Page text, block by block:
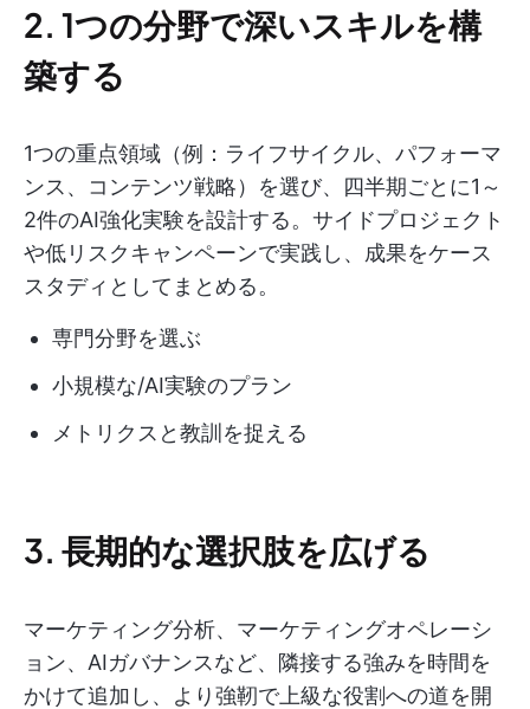
2. 1つの分野で深いスキルを構
築する
1つの重点領域（例：ライフサイクル、パフォーマ
ンス、コンテンツ戦略）を選び、四半期ごとに1～
2件のAI強化実験を設計する。サイドプロジェクト
や低リスクキャンペーンで実践し、成果をケース
スタディとしてまとめる。
専門分野を選ぶ
小規模な/AI実験のプラン
メトリクスと教訓を捉える
3. 長期的な選択肢を広げる
マーケティング分析、マーケティングオペレーシ
ョン、AIガバナンスなど、隣接する強みを時間を
かけて追加し、より強靭で上級な役割への道を開